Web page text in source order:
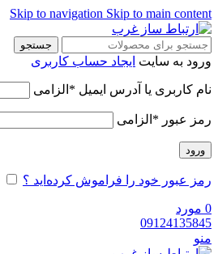
Skip to navigation Skip to main content
جستجو
ورود به سایت ایجاد حساب کاربری
نام کاربری یا آدرس ایمیل * الزامی
رمز عبور * الزامی
ورود
رمز عبور خود را فراموش کرده‌اید ؟
0 مورد
09124135845
منو